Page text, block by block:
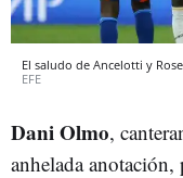
El saludo de Ancelotti y
EFE
Dani Olmo,
anhelada